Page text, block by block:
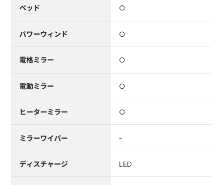
ベッド ○
パワーウィンド ○
電格ミラー ○
電動ミラー ○
ヒーターミラー ○
ミラーワイパー -
ディスチャージ LED